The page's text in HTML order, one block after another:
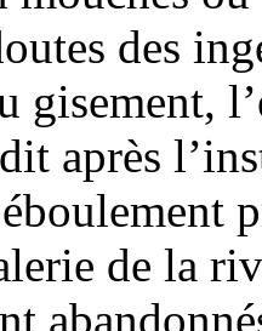
des
gisement,
après
de la